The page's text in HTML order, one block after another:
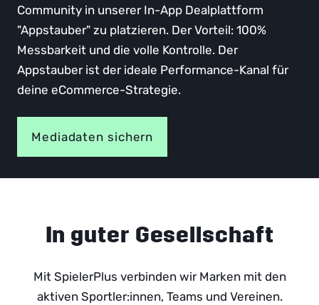
Community in unserer In-App Dealplattform
"Appstauber" zu platzieren. Der Vorteil: 100%
Messbarkeit und die volle Kontrolle. Der
Appstauber ist der ideale Performance-Kanal für
deine eCommerce-Strategie.
Mediadaten sichern
In guter Gesellschaft
Mit SpielerPlus verbinden wir Marken mit den
aktiven Sportler:innen, Teams und Vereinen.